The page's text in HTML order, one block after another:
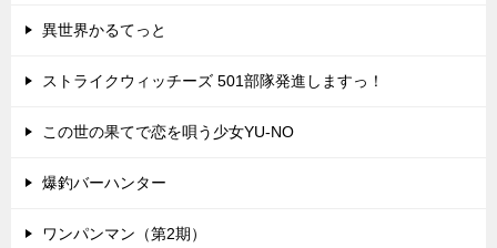
異世界かるてっと
ストライクウィッチーズ 501部隊発進しますっ！
この世の果てで恋を唄う少女YU-NO
爆釣バーハンター
ワンパンマン（第2期）